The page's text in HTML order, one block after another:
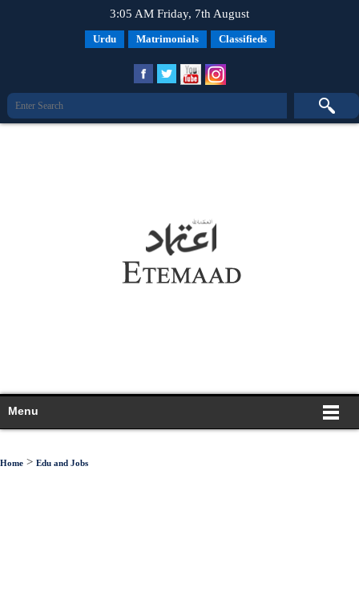
3:05 AM Friday, 7th August
Urdu Matrimonials Classifieds
Menu
Home > Edu and Jobs